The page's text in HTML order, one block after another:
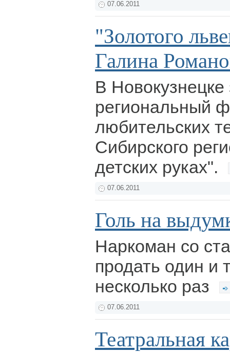
07.06.2011
"Золотого
Галина
В
региональный
любительских
Сибирского
детских руках".
07.06.2011
Голь на
Наркоман со
продать один и
несколько раз
07.06.2011
Театральная